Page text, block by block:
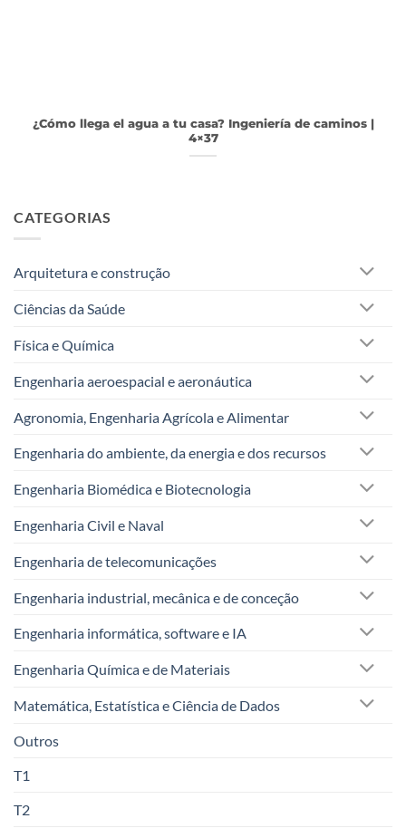
¿Cómo llega el agua a tu casa? Ingeniería de caminos |
4×37
CATEGORIAS
Arquitetura e construção
Ciências da Saúde
Física e Química
Engenharia aeroespacial e aeronáutica
Agronomia, Engenharia Agrícola e Alimentar
Engenharia do ambiente, da energia e dos recursos
Engenharia Biomédica e Biotecnologia
Engenharia Civil e Naval
Engenharia de telecomunicações
Engenharia industrial, mecânica e de conceção
Engenharia informática, software e IA
Engenharia Química e de Materiais
Matemática, Estatística e Ciência de Dados
Outros
T1
T2